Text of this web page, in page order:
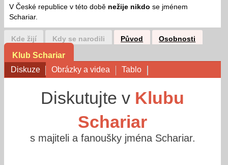
V České republice v této době nežije nikdo se jménem
Schariar.
Kde žijí Kdy se narodili Původ Osobnosti
Klub Schariar
Diskuze
Obrázky a videa Tablo
Diskutujte v Klubu
Schariar
s majiteli a fanoušky jména Schariar.